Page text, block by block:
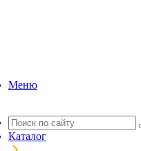
Меню
Каталог